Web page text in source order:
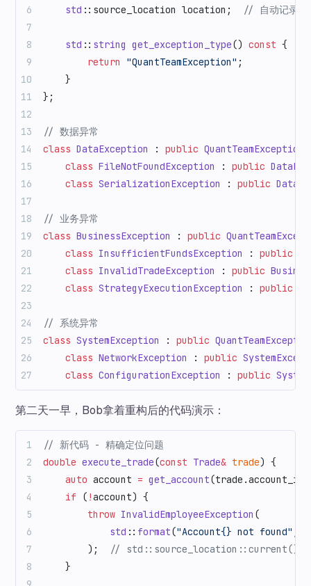
    std
::source_location location;
// 自动记录文
    std
:: string get_exception_type() const {
        return
"QuantTeamException" ;
    }
};
// 数据异常
class DataException : public QuantTeamException
    class
FileNotFoundException : public
    class
SerializationException : public
// 业务异常
class BusinessException : public
    class
InsufficientFundsException : public
    class
InvalidTradeException : public
    class
StrategyExecutionException : public
// 系统异常
class SystemException : public
    class
NetworkException : public
    class
ConfigurationException : public
第二天一早，Bob拿着重构后的代码演示：
// 新代码 - 精确定位问题
double execute_trade(const Trade& trade) {
    auto
account = get_account
    if
( !account) {
        throw
InvalidEmployeeException (
            std
:: format("Account{} not found"
        );
// std::source_location::current()
    }